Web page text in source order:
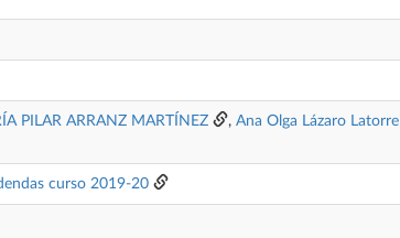
PILAR ARRANZ MARTÍNEZ , Ana Olga Lázaro Latorre
curso 2019-20